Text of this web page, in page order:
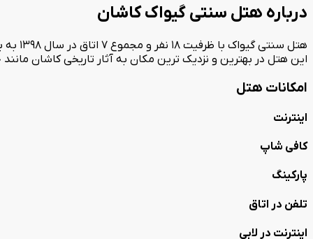
درباره هتل سنتی گیواک کاشان
هتل
این هتل در بهترین و نزدیک ترین مکان به آثار تاریخی کاشان مانند
امکانات هتل
اینترنت
کافی شاپ
پارکینگ
تلفن در اتاق
اینترنت در لابی